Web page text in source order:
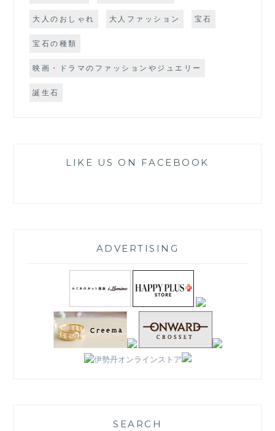
大人のおしゃれ 大人ファッション 宝石
宝石の種類
映画・ドラマのファッションやジュエリー
誕生石
LIKE US ON FACEBOOK
ADVERTISING
SEARCH